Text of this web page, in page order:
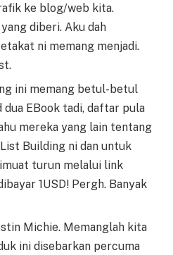
ke blog/web kita.
diberi. Aku dah
ni memang menjadi.
ini memang betul-betul
dua EBook tadi, daftar pula
mereka yang lain tentang
Building ni dan untuk
turun melalui link
1USD! Pergh. Banyak
Michie. Memanglah kita
ini disebarkan percuma